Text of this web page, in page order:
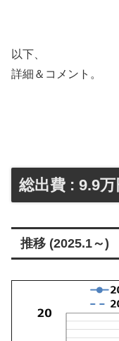
以下、
詳細＆コメント。
総出費 : 9.9万
推移 (2025.1～)